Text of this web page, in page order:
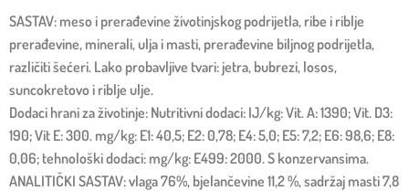
SASTAV: meso i prerađevine životinjskog podrijetla, ribe i riblje
prerađevine, minerali, ulja i masti, prerađevine biljnog podrijetla,
različiti šećeri. Lako probavljive tvari: jetra, bubrezi, losos,
suncokretovo i riblje ulje.
Dodaci hrani za životinje: Nutritivni dodaci: IJ/kg: Vit. A: 1390; Vit. D3:
190; Vit E: 300. mg/kg: E1: 40,5; E2: 0,78; E4: 5,0; E5: 7,2; E6: 98,6; E8:
0,06; tehnološki dodaci: mg/kg: E499: 2000. S konzervansima.
ANALITIČKI SASTAV: vlaga 76%, bjelančevine 11,2 %, sadržaj masti 7,8